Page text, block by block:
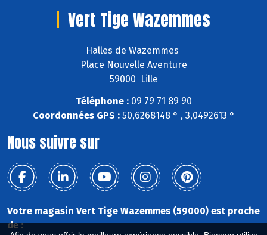
Vert Tige Wazemmes
Halles de Wazemmes
Place Nouvelle Aventure
59000 Lille
Téléphone :09 79 71 89 90
Coordonnées GPS :50,6268148 ° , 3,0492613 °
Nous suivre sur
Votre magasin Vert Tige Wazemmes (59000) est proche
de :